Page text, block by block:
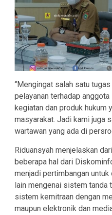
“Mengingat salah satu
pelayanan terhadap
kegiatan dan produk hukum
masyarakat. Jadi kami juga
wartawan yang ada di
Riduansyah menjelaskan
beberapa hal dari
menjadi pertimbangan
lain mengenai sistem tanda
sistem kemitraan dengan
maupun elektronik dan